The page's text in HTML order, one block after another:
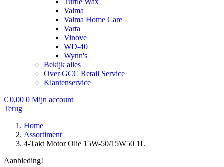
Turtle Wax
Valma
Valma Home Care
Varta
Vinove
WD-40
Wynn's
Bekijk alles
Over GCC Retail Service
Klantenservice
€ 0,00 0 Mijn account
Terug
Home
Assortiment
4-Takt Motor Olie 15W-50/15W50 1L
Aanbieding!